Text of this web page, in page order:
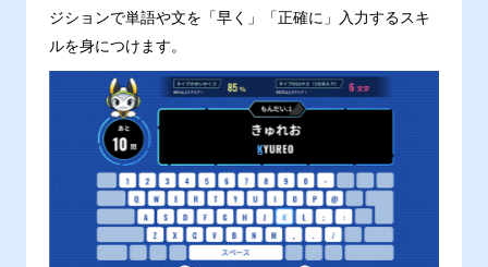
ジションで単語や文を「早く」「正確に」入力するスキ
ルを身につけます。